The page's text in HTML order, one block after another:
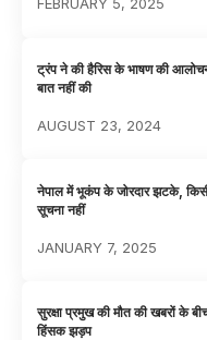
ट्रंप ने की हैरिस के भाषण की
बात नहीं की
AUGUST 23, 2024
नेपाल में भूकंप के जोरदार झटके,
सूचना नहीं
JANUARY 7, 2025
सुरक्षा प्रमुख की मौत की खबरों के
हिंसक झड़प